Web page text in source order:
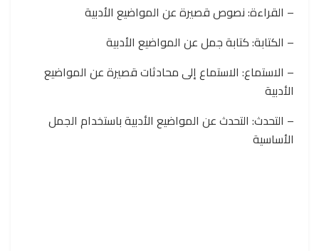
– القراءة: نصوص قصيرة عن المواضيع الأدبية
– الكتابة: كتابة جمل عن المواضيع الأدبية
– الاستماع: الاستماع إلى محادثات قصيرة عن المواضيع
الأدبية
– التحدث: التحدث عن المواضيع الأدبية باستخدام الجمل
الأساسية